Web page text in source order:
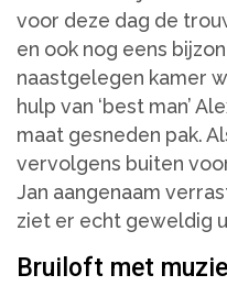
voor deze dag de
en ook nog eens
naastgelegen kamer
hulp van ‘best man’
maat gesneden pak.
vervolgens buiten
Jan aangenaam
ziet er echt geweldig
Bruiloft met